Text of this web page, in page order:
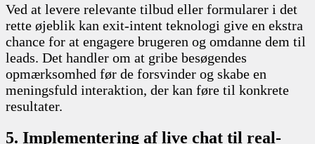
Ved at levere relevante tilbud eller formularer i det
rette øjeblik kan exit-intent teknologi give en ekstra
chance for at engagere brugeren og omdanne dem til
leads. Det handler om at gribe besøgendes
opmærksomhed før de forsvinder og skabe en
meningsfuld interaktion, der kan føre til konkrete
resultater.
5. Implementering af live chat til real-